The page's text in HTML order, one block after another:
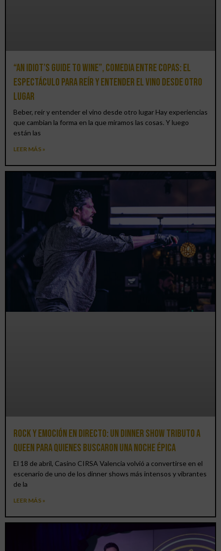
“An Idiot’s Guide to Wine”, comedia entre copas: el
espectáculo para reír y entender el vino desde otro
lugar
Beber, reír y entender el vino desde otro lugar Hay experiencias
que cambian la forma en la que miramos las cosas. Y luego
están las
LEER MÁS »
Rock y emoción en directo: un Dinner Show Tributo a
Queen para quienes buscaron una noche épica
El 18 de abril, Casino CIRSA Valencia volvió a convertirse en el
escenario de uno de los dinner shows más intensos y vibrantes
de la
LEER MÁS »